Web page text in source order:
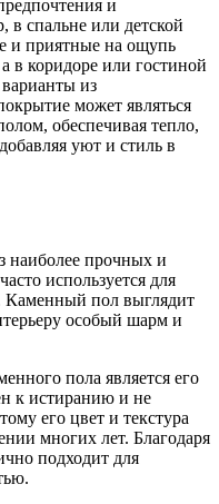
и
спальне или детской
и приятные на ощупь
в коридоре или гостиной
из
может являться
обеспечивая тепло,
уют и стиль в
наиболее прочных и
используется для
Каменный пол выглядит
особый шарм и
пола является его
к истиранию и не
его цвет и текстура
многих лет. Благодаря
подходит для